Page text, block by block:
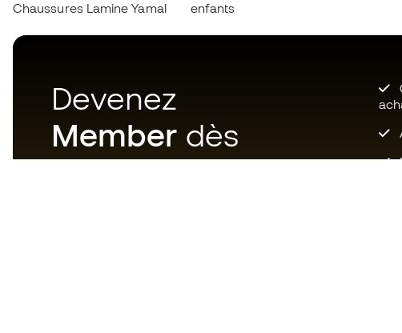
Chaussures Lamine Yamal
enfants
Devenez
Member dès
maintenant